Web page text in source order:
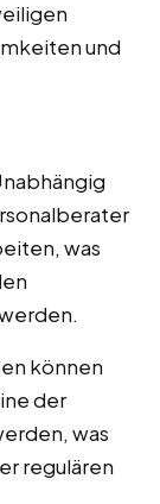
und
was
können
der
was
regulären